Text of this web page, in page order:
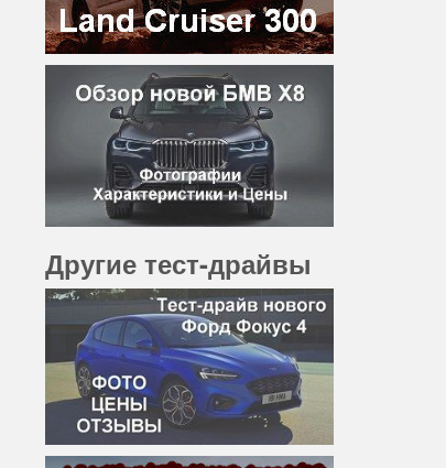
Другие тест-драйвы